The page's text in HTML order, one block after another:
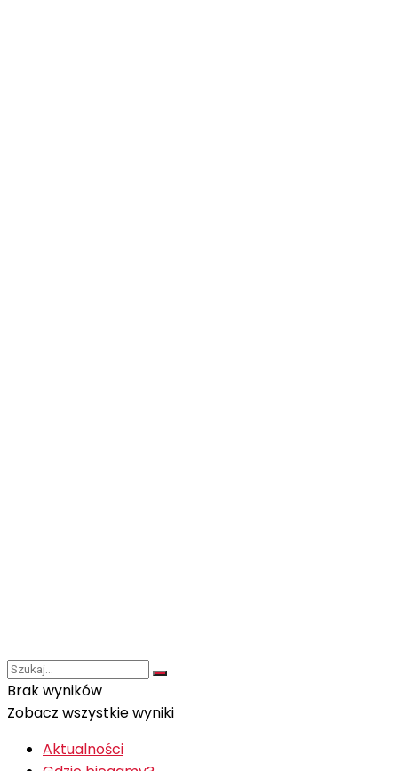
Brak wyników
Zobacz wszystkie wyniki
Aktualności